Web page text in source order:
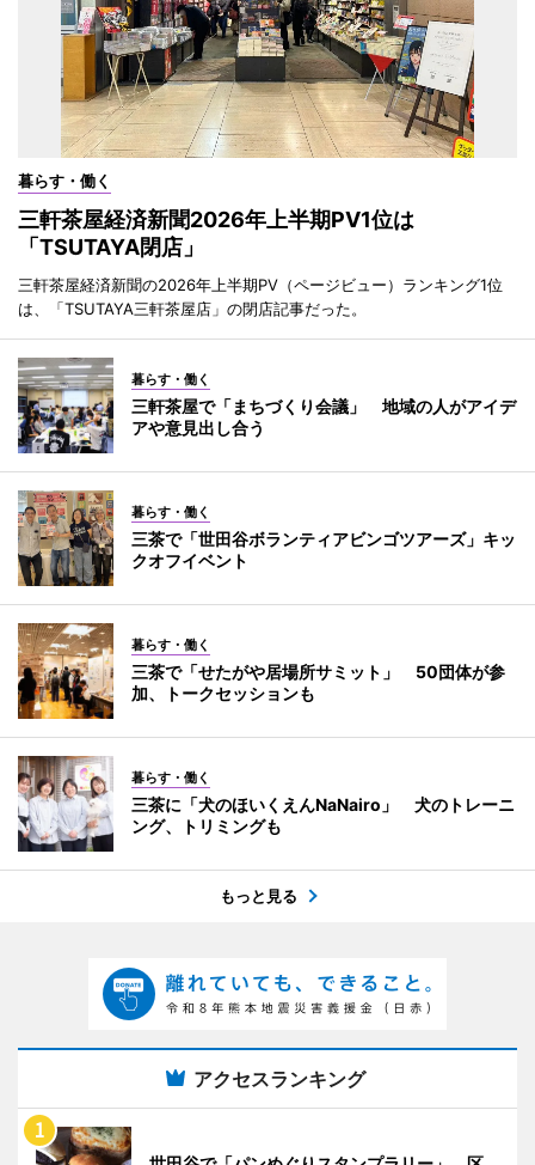
暮らす・働く
三軒茶屋経済新聞2026年上半期PV1位は
「TSUTAYA閉店」
三軒茶屋経済新聞の2026年上半期PV（ページビュー）ランキング1位
は、「TSUTAYA三軒茶屋店」の閉店記事だった。
暮らす・働く
三軒茶屋で「まちづくり会議」 地域の人がアイデ
アや意見出し合う
暮らす・働く
三茶で「世田谷ボランティアビンゴツアーズ」キッ
クオフイベント
暮らす・働く
三茶で「せたがや居場所サミット」 50団体が参
加、トークセッションも
暮らす・働く
三茶に「犬のほいくえんNaNairo」 犬のトレーニ
ング、トリミングも
もっと見る
アクセスランキング